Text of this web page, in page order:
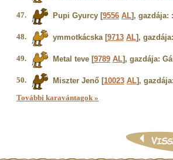
47. Pupi Gyurcy [9556 AL], gazdája:
48. ymmotkácska [9713 AL],
49. Metal teve [9789 AL], gazdája:
50. Miszter Jenő [10023 AL],
További karavántagok »